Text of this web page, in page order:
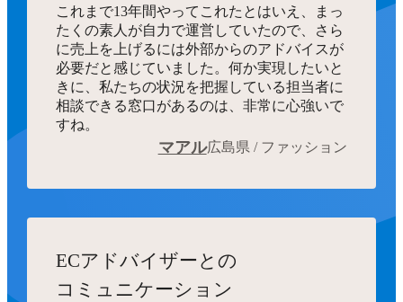
これまで13年間やってこれたとはいえ、まっ
たくの素人が自力で運営していたので、さら
に売上を上げるには外部からのアドバイスが
必要だと感じていました。何か実現したいと
きに、私たちの状況を把握している担当者に
相談できる窓口があるのは、非常に心強いで
すね。
マアル広島県 / ファッション
ECアドバイザーとの
コミュニケーション